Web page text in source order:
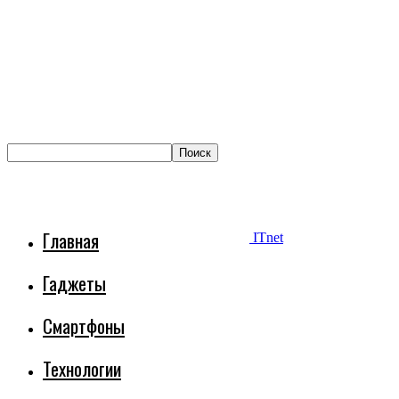
ITnet
Главная
Гаджеты
Смартфоны
Технологии